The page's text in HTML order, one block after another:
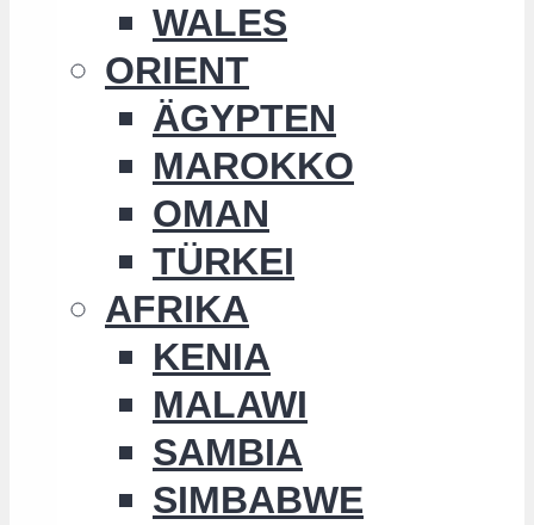
WALES
ORIENT
ÄGYPTEN
MAROKKO
OMAN
TÜRKEI
AFRIKA
KENIA
MALAWI
SAMBIA
SIMBABWE